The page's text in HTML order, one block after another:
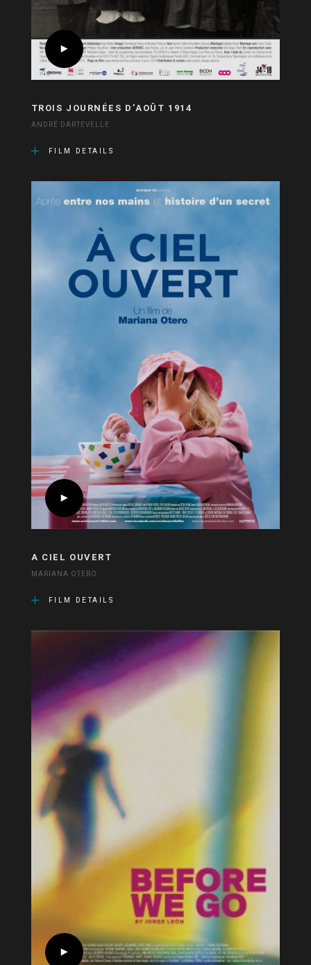
TROIS JOURNÉES D’AOÛT 1914
ANDRÉ DARTEVELLE
FILM DETAILS
A CIEL OUVERT
MARIANA OTERO
FILM DETAILS